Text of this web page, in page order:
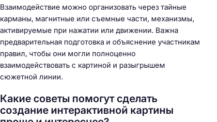
Взаимодействие можно организовать через тайные
карманы, магнитные или съемные части, механизмы,
активируемые при нажатии или движении. Важна
предварительная подготовка и объяснение участникам
правил, чтобы они могли полноценно
взаимодействовать с картиной и разыгрышем
сюжетной линии.
Какие советы помогут сделать
создание интерактивной картины